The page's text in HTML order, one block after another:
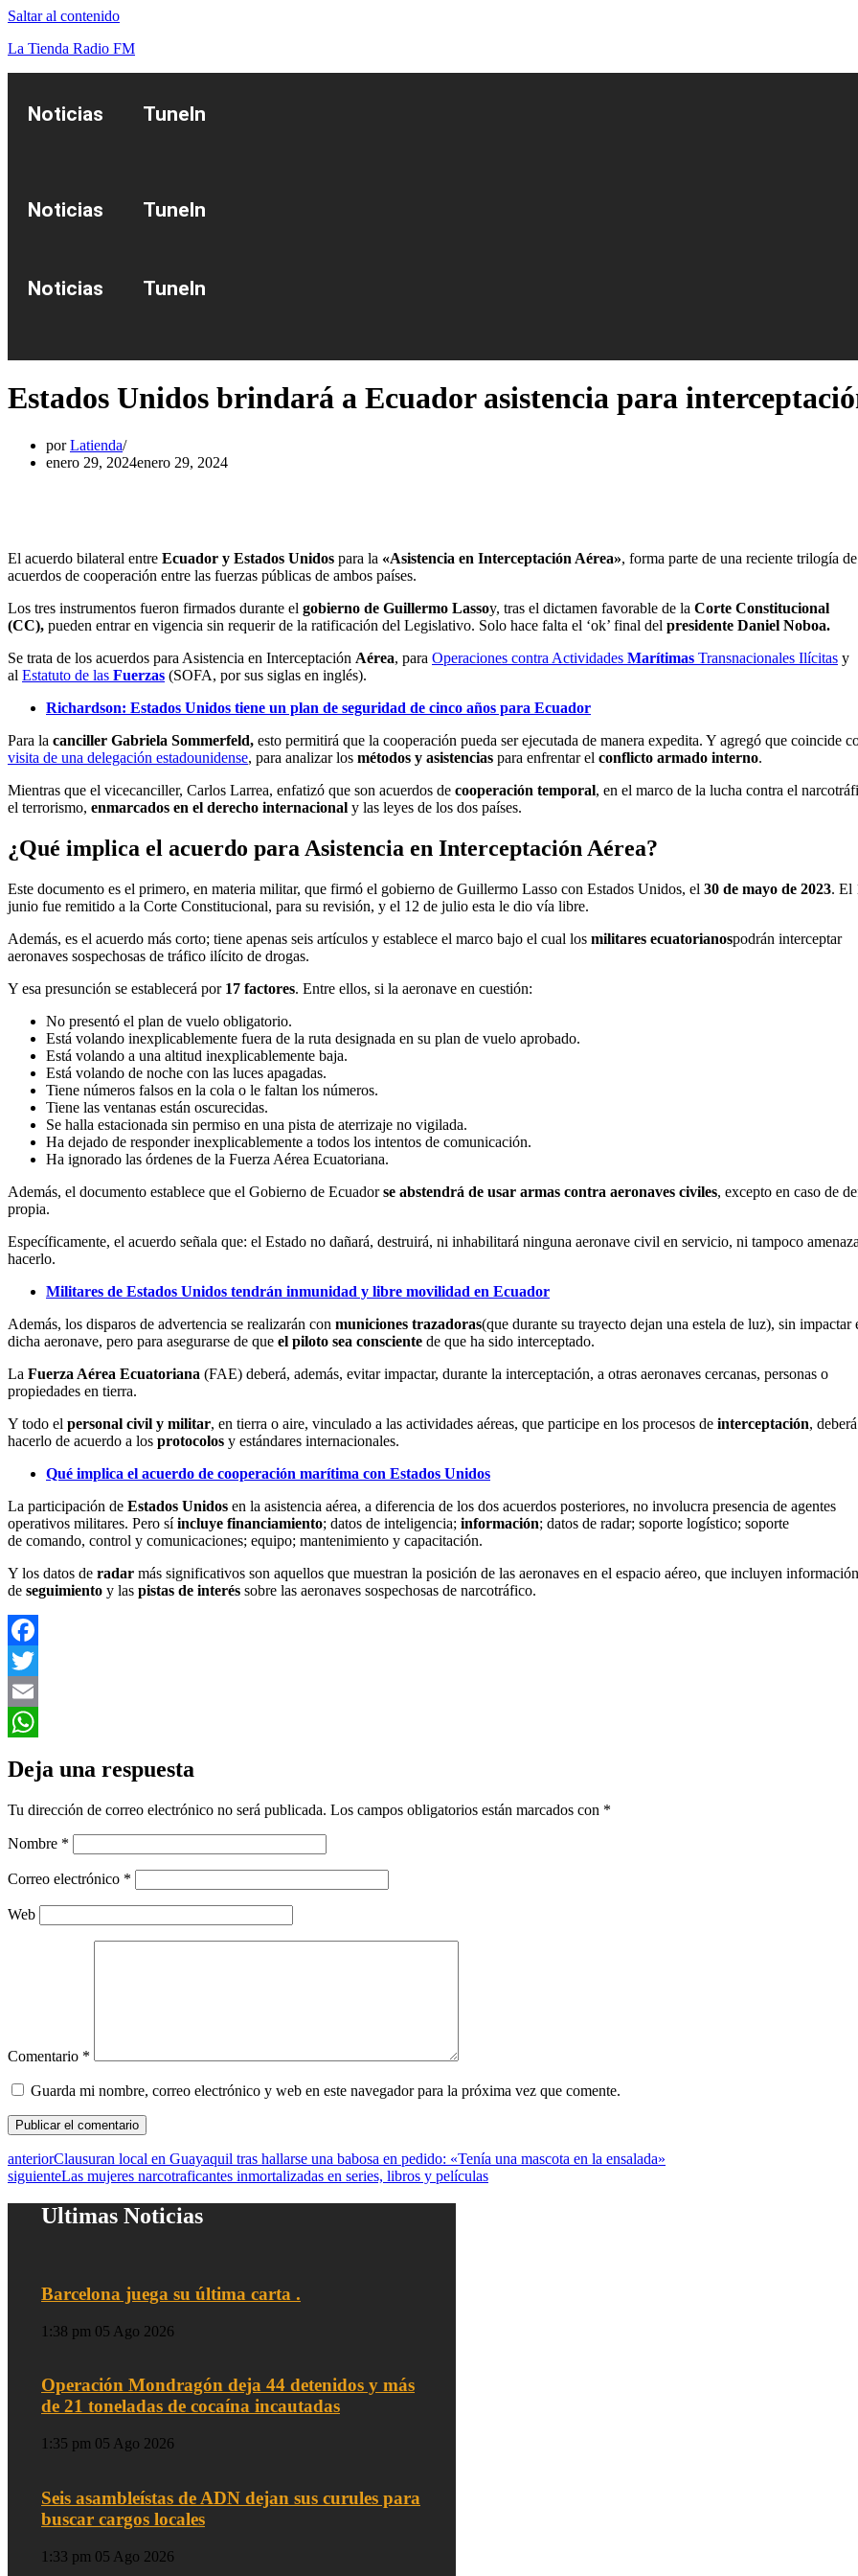
Saltar al contenido
La Tienda Radio FM
Noticias TuneIn
Noticias TuneIn
Noticias TuneIn
Estados Unidos brindará a Ecuador asistencia para
porLatienda
enero 29, 2024enero 29, 2024
El acuerdo bilateral entre Ecuador y Estados Unidos para la «Asistencia en Interceptación Aérea», forma parte de una reciente trilogía de
acuerdos de cooperación entre las fuerzas públicas de ambos países.
Los tres instrumentos fueron firmados durante el gobierno de Guillermo Lassoy, tras el dictamen favorable de la Corte Constitucional
(CC), pueden entrar en vigencia sin requerir de la ratificación del Legislativo. Solo hace falta el ‘ok’ final del presidente Daniel Noboa.
Se trata de los acuerdos para Asistencia en Interceptación Aérea, para Operaciones contra Actividades Marítimas Transnacionales Ilícitas y
al Estatuto de las Fuerzas (SOFA, por sus siglas en inglés).
Richardson: Estados Unidos tiene un plan de seguridad de cinco años para Ecuador
Para la canciller Gabriela Sommerfeld, esto permitirá que la cooperación pueda ser ejecutada de manera expedita. Y agregó que coincide
visita de una delegación estadounidense, para analizar los métodos y asistencias para enfrentar el conflicto armado interno.
Mientras que el vicecanciller, Carlos Larrea, enfatizó que son acuerdos de cooperación temporal, en el marco de la lucha contra el
el terrorismo, enmarcados en el derecho internacional y las leyes de los dos países.
¿Qué implica el acuerdo para Asistencia en Interceptación Aérea?
Este documento es el primero, en materia militar, que firmó el gobierno de Guillermo Lasso con Estados Unidos, el 30 de mayo de 2023. El
junio fue remitido a la Corte Constitucional, para su revisión, y el 12 de julio esta le dio vía libre.
Además, es el acuerdo más corto; tiene apenas seis artículos y establece el marco bajo el cual los militares ecuatorianospodrán interceptar
aeronaves sospechosas de tráfico ilícito de drogas.
Y esa presunción se establecerá por 17 factores. Entre ellos, si la aeronave en cuestión:
No presentó el plan de vuelo obligatorio.
Está volando inexplicablemente fuera de la ruta designada en su plan de vuelo aprobado.
Está volando a una altitud inexplicablemente baja.
Está volando de noche con las luces apagadas.
Tiene números falsos en la cola o le faltan los números.
Tiene las ventanas están oscurecidas.
Se halla estacionada sin permiso en una pista de aterrizaje no vigilada.
Ha dejado de responder inexplicablemente a todos los intentos de comunicación.
Ha ignorado las órdenes de la Fuerza Aérea Ecuatoriana.
Además, el documento establece que el Gobierno de Ecuadorse abstendrá de usar armas contra aeronaves civiles, excepto en caso de
propia.
Específicamente, el acuerdo señala que: el Estado no dañará, destruirá, ni inhabilitará ninguna aeronave civil en servicio, ni tampoco
hacerlo.
Militares de Estados Unidos tendrán inmunidad y libre movilidad en Ecuador
Además, los disparos de advertencia se realizarán con municiones trazadoras(que durante su trayecto dejan una estela de luz), sin impactar
dicha aeronave, pero para asegurarse de que el piloto sea consciente de que ha sido interceptado.
La Fuerza Aérea Ecuatoriana (FAE) deberá, además, evitar impactar, durante la interceptación, a otras aeronaves cercanas, personas o
propiedades en tierra.
Y todo el personal civil y militar, en tierra o aire, vinculado a las actividades aéreas, que participe en los procesos de interceptación, deberá
hacerlo de acuerdo a los protocolos y estándares internacionales.
Qué implica el acuerdo de cooperación marítima con Estados Unidos
La participación de Estados Unidos en la asistencia aérea, a diferencia de los dos acuerdos posteriores, no involucra presencia de agentes
operativos militares. Pero síincluye financiamiento; datos de inteligencia; información; datos de radar; soporte logístico; soporte
de comando, control y comunicaciones; equipo; mantenimiento y capacitación.
Y los datos de radar más significativos son aquellos que muestran la posición de las aeronaves en el espacio aéreo, que incluyen información
de seguimiento y las pistas de interés sobre las aeronaves sospechosas de narcotráfico.
Facebook
Twitter
Email
Deja una respuesta
Tu dirección de correo electrónico no será publicada. Los campos obligatorios están marcados con *
Nombre *
Correo electrónico *
Web
Comentario *
Guarda mi nombre, correo electrónico y web en este navegador para la próxima vez que comente.
anteriorClausuran local en Guayaquil tras hallarse una babosa en pedido: «Tenía una mascota en la ensalada»
siguienteLas mujeres narcotraficantes inmortalizadas en series, libros y películas
Ultimas Noticias
Barcelona juega su última carta .
1:38 pm 05 Ago 2026
Operación Mondragón deja 44 detenidos y más
de 21 toneladas de cocaína incautadas
1:35 pm 05 Ago 2026
Seis asambleístas de ADN dejan sus curules para
buscar cargos locales
1:33 pm 05 Ago 2026